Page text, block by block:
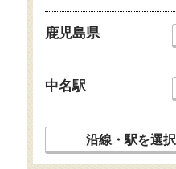
鹿児島県
中名駅
沿線・駅を選択